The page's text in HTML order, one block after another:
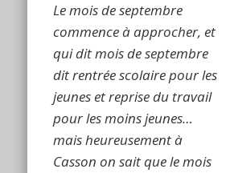
Le mois de septembre
commence à approcher, et
qui dit mois de septembre
dit rentrée scolaire pour les
jeunes et reprise du travail
pour les moins jeunes…
mais heureusement à
Casson on sait que le mois